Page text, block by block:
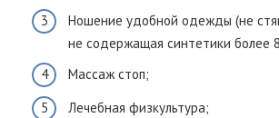
Ношение удобной одежды (не
не содержащая синтетики более
Массаж стоп;
Лечебная физкультура;